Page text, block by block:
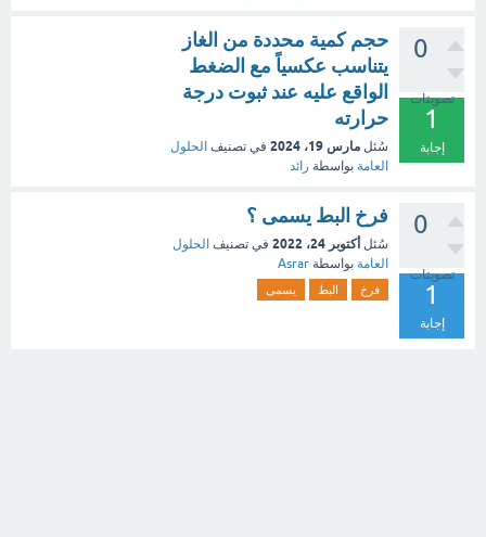
0
تصويتات
1
إجابة
حجم كمية محددة من الغاز
يتناسب عكسياً مع الضغط
الواقع عليه عند ثبوت درجة
حرارته
سُئل مارس 19، 2024 في تصنيف الحلول
العامة بواسطة رائد
0
تصويتات
1
إجابة
فرخ البط يسمى ؟
سُئل أكتوبر 24، 2022 في تصنيف الحلول
العامة بواسطة Asrar
فرخ البط يسمى